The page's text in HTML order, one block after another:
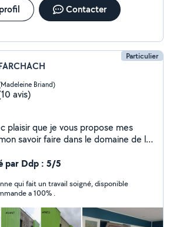
Contacter
Particulier
Briand)
avis)
savoir faire dans le domaine de la
verre). Plafond: peinture.
pvc/lino. Extérieur:
pas à prendre
par Ddp : 5/5
qui fait un travail soigné, disponible
a 100% .